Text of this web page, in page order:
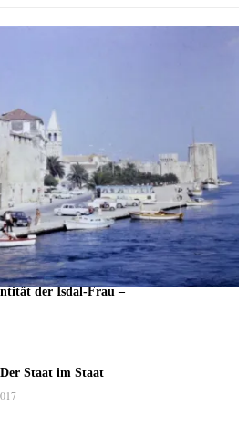
der Isdal-Frau –
Staat im Staat